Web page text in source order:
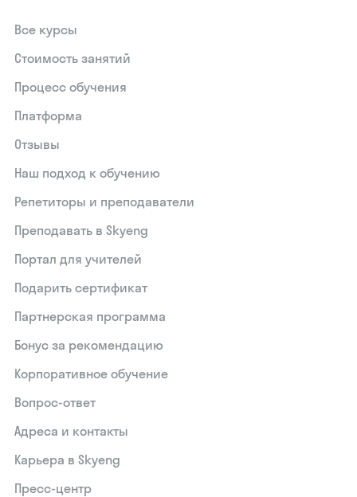
Все курсы
Стоимость занятий
Процесс обучения
Платформа
Отзывы
Наш подход к обучению
Репетиторы и преподаватели
Преподавать в Skyeng
Портал для учителей
Подарить сертификат
Партнерская программа
Бонус за рекомендацию
Корпоративное обучение
Вопрос-ответ
Адреса и контакты
Карьера в Skyeng
Пресс-центр